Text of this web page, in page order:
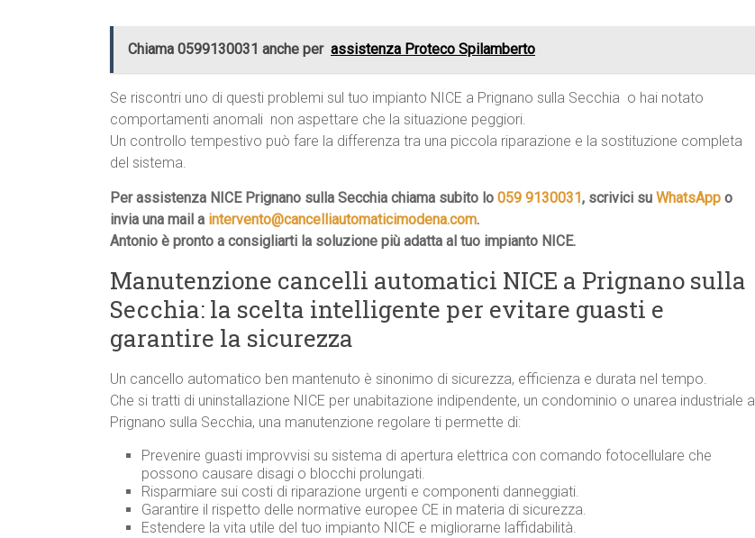
Chiama 0599130031 anche per assistenza Proteco Spilamberto
Se riscontri uno di questi problemi sul tuo impianto NICE a Prignano sulla Secchia  o hai notato
comportamenti anomali  non aspettare che la situazione peggiori.
Un controllo tempestivo può fare la differenza tra una piccola riparazione e la sostituzione completa
del sistema.
Per assistenza NICE Prignano sulla Secchia chiama subito lo 059 9130031 , scrivici su WhatsApp o
invia una mail a intervento@cancelliautomaticimodena.com.
Antonio è pronto a consigliarti la soluzione più adatta al tuo impianto NICE.
Manutenzione cancelli automatici NICE a Prignano sulla
Secchia: la scelta intelligente per evitare guasti e
garantire la sicurezza
Un cancello automatico ben mantenuto è sinonimo di sicurezza, efficienza e durata nel tempo.
Che si tratti di uninstallazione NICE per unabitazione indipendente, un condominio o unarea industriale a
Prignano sulla Secchia, una manutenzione regolare ti permette di:
Prevenire guasti improvvisi su sistema di apertura elettrica con comando fotocellulare che
possono causare disagi o blocchi prolungati.
Risparmiare sui costi di riparazione urgenti e componenti danneggiati.
Garantire il rispetto delle normative europee CE in materia di sicurezza.
Estendere la vita utile del tuo impianto NICE e migliorarne laffidabilità.